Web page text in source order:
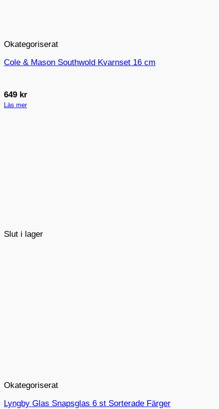
Slut i lager
Okategoriserat
Cole & Mason Southwold Kvarnset 16 cm
649 kr
Läs mer
Okategoriserat
Lyngby Glas Snapsglas 6 st Sorterade Färger